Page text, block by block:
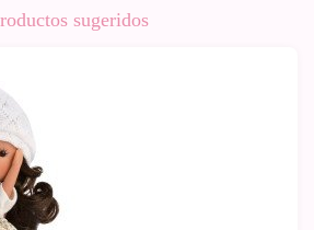
sugeridos